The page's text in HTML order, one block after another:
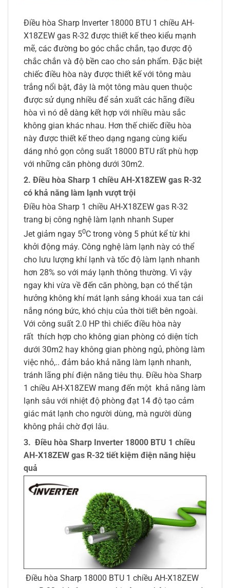
Điều hòa Sharp Inverter 18000 BTU 1 chiều AH-
X18ZEW gas R-32 được thiết kế theo kiểu mạnh
mẽ, các đường bo góc chắc chắn, tạo được độ
chắc chắn và độ bền cao cho sản phẩm. Đặc biệt
chiếc điều hòa này được thiết kế với tông màu
trắng nổi bật, đây là một tông màu quen thuộc
được sử dụng nhiều để sản xuất các hãng điều
hòa vì nó dễ dàng kết hợp với nhiều màu sắc
không gian khác nhau. Hơn thế chiếc điều hòa
này được thiết kế theo dạng ngang cùng kiểu
dáng nhỏ gọn công suất 18000 BTU rất phù hợp
với những căn phòng dưới 30m2.
2. Điều hòa Sharp 1 chiều AH-X18ZEW gas R-32
có khả năng làm lạnh vượt trội
Điều hòa Sharp 1 chiều AH-X18ZEW gas R-32
trang bị công nghệ làm lạnh nhanh Super
Jet giảm ngay 50C trong vòng 5 phút kể từ khi
khởi động máy. Công nghệ làm lạnh này có thể
cho lưu lượng khí lạnh và tốc độ làm lạnh nhanh
hơn 28% so với máy lạnh thông thường. Vì vậy
ngay khi vừa về đến căn phòng, bạn có thể tận
hưởng không khí mát lạnh sảng khoái xua tan cái
nắng nóng bức, khó chịu của thời tiết bên ngoài.
Với công suất 2.0 HP thì chiếc điều hòa này
rất thích hợp cho không gian phòng có diện tích
dưới 30m2 hay không gian phòng ngủ, phòng làm
việc nhỏ,.. đảm bảo khả năng làm lạnh nhanh,
tránh lãng phí điện năng tiêu thụ. Điều hòa Sharp
1 chiều AH-X18ZEW mang đến một khả năng làm
lạnh sâu với nhiệt độ phòng đạt 14 độ tạo cảm
giác mát lạnh cho người dùng, mà người dùng
không phải chờ đợi lâu.
3. Điều hòa Sharp Inverter 18000 BTU 1 chiều
AH-X18ZEW gas R-32 tiết kiệm điện năng hiệu
quả
Điều hòa Sharp 18000 BTU 1 chiều AH-X18ZEW